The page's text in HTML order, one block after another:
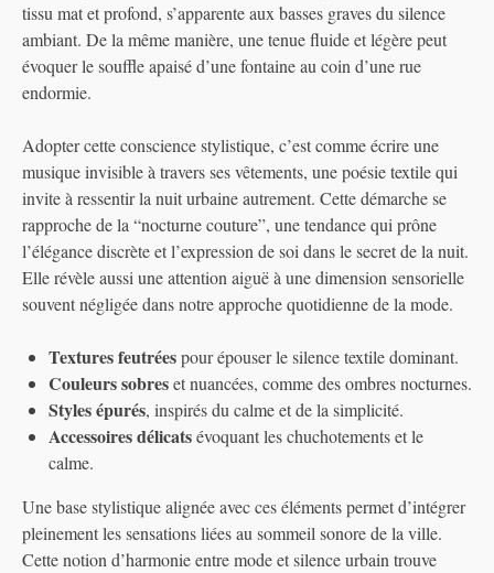
tissu mat et profond, s’apparente aux basses graves du silence
ambiant. De la même manière, une tenue fluide et légère peut
évoquer le souffle apaisé d’une fontaine au coin d’une rue
endormie.
Adopter cette conscience stylistique, c’est comme écrire une
musique invisible à travers ses vêtements, une poésie textile qui
invite à ressentir la nuit urbaine autrement. Cette démarche se
rapproche de la “nocturne couture”, une tendance qui prône
l’élégance discrète et l’expression de soi dans le secret de la nuit.
Elle révèle aussi une attention aiguë à une dimension sensorielle
souvent négligée dans notre approche quotidienne de la mode.
Textures feutréespour épouser le silence textile dominant.
Couleurs sobreset nuancées, comme des ombres nocturnes.
Styles épurés, inspirés du calme et de la simplicité.
Accessoires délicatsévoquant les chuchotements et le
calme.
Une base stylistique alignée avec ces éléments permet d’intégrer
pleinement les sensations liées au sommeil sonore de la ville.
Cette notion d’harmonie entre mode et silence urbain trouve